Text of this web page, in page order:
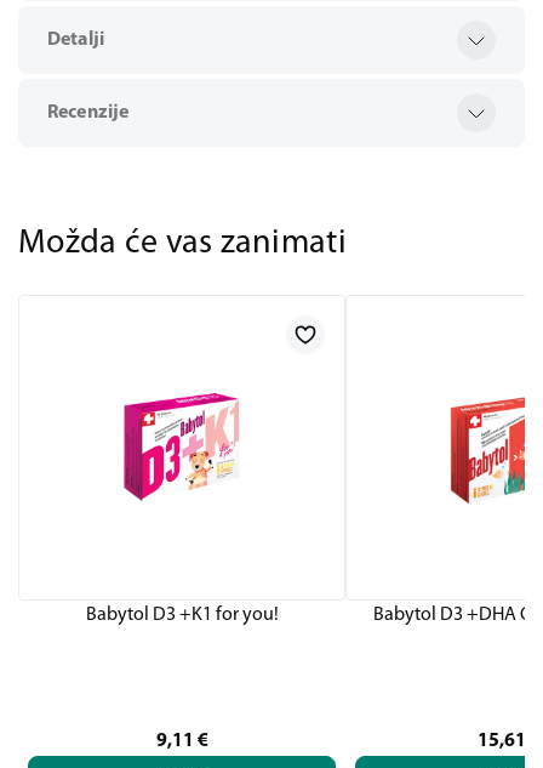
Detalji
Recenzije
Možda će vas zanimati
Babytol D3 +K1 for you!
9,11 €
Babytol D3 +DHA
15,61